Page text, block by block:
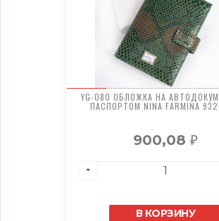
YG-080 ОБЛОЖКА НА
ПАСПОРТОМ NINA FARMINA
900,08 ₽
В КОРЗИНУ